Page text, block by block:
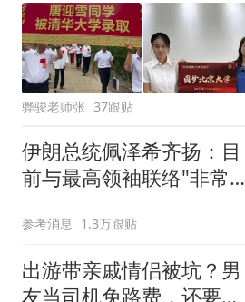
骅骏老师张 37跟贴
伊朗总统佩泽希齐扬：目
前与最高领袖联络"非常困
参考消息 1.3万跟贴
出游带亲戚情侣被坑？男
友当司机免路费，还要求